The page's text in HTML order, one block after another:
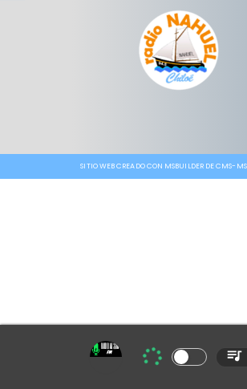
SITIO WEB CREADO CON MSBUILDER DE CMS-